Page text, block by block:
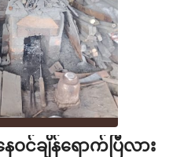
ေဝင်ချိန်ရောက်ပြီလား